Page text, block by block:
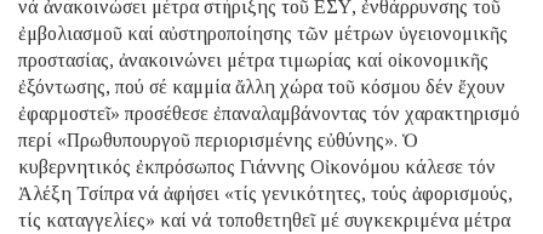
νά ἀνακοινώσει μέτρα στήριξης τοῦ ΕΣΥ, ἐνθάρρυνσης τοῦ
ἐμβολιασμοῦ καί αὐστηροποίησης τῶν μέτρων ὑγειονομικῆς
προστασίας, ἀνακοινώνει μέτρα τιμωρίας καί οἰκονομικῆς
ἐξόντωσης, πού σέ καμμία ἄλλη χώρα τοῦ κόσμου δέν ἔχουν
ἐφαρμοστεῖ» προσέθεσε ἐπαναλαμβάνοντας τόν χαρακτηρισμό
περί «Πρωθυπουργοῦ περιορισμένης εὐθύνης». Ὁ
κυβερνητικός ἐκπρόσωπος Γιάννης Οἰκονόμου κάλεσε τόν
Ἀλέξη Τσίπρα νά ἀφήσει «τίς γενικότητες, τούς ἀφορισμούς,
τίς καταγγελίες» καί νά τοποθετηθεῖ μέ συγκεκριμένα μέτρα